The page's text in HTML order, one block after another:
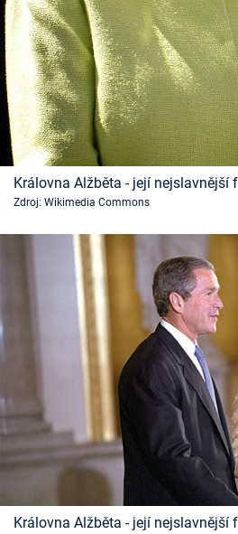
Královna Alžběta - její nejslavnější
Zdroj: Wikimedia Commons
Královna Alžběta - její nejslavnější